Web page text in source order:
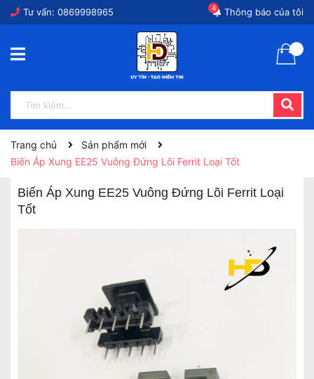
Tư vấn: 0869998965 Thông báo của tôi
4
Trang chủ
Sản phẩm mới
Biến Áp Xung EE25 Vuông Đứng Lõi Ferrit Loại Tốt
Biến Áp Xung EE25 Vuông Đứng Lõi Ferrit Loại
Tốt